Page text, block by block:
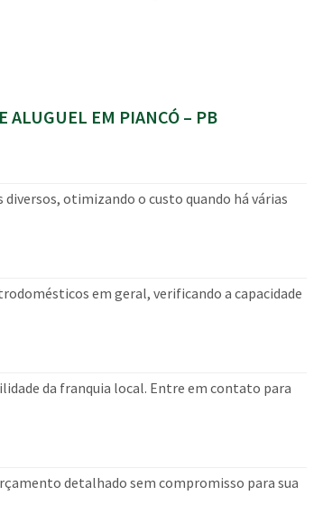
ALUGUEL EM PIANCÓ – PB
otimizando o custo quando há várias
em geral, verificando a capacidade
da franquia local. Entre em contato para
detalhado sem compromisso para sua